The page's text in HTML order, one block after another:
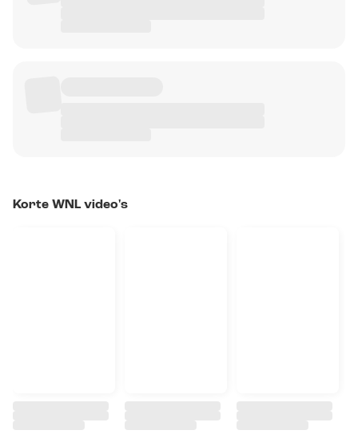
Korte WNL video's